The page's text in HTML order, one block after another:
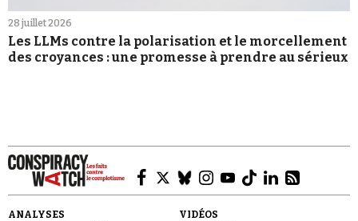
28 juillet 2026
Les LLMs contre la polarisation et le morcellement
des croyances : une promesse à prendre au sérieux
ANALYSES
VIDÉOS